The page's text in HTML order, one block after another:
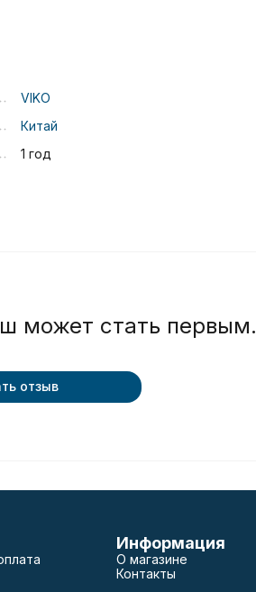
VIKO
Китай
1 год
может стать первым.
отзыв
Информация
О магазине
Контакты